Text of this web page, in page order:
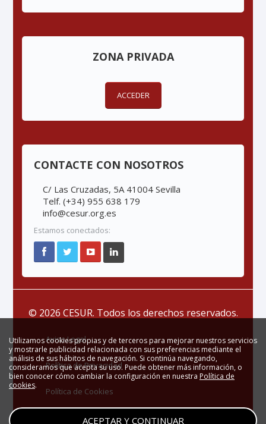
ZONA PRIVADA
ACCEDER
CONTACTE CON NOSOTROS
C/ Las Cruzadas, 5A 41004 Sevilla
Telf. (+34) 955 638 179
info@cesur.org.es
Estamos conectados:
© 2026 CESUR. Todos los derechos reservados.
Aviso Legal
Política de Privacidad
Política de Cookies
Zona Privada
Utilizamos cookies propias y de terceros para mejorar nuestros servicios
y mostrarle publicidad relacionada con sus preferencias mediante el
análisis de sus hábitos de navegación. Si continúa navegando,
consideramos que acepta su uso. Puede obtener más información, o
bien conocer cómo cambiar la configuración en nuestra Política de
cookies.
ACEPTAR Y CONTINUAR